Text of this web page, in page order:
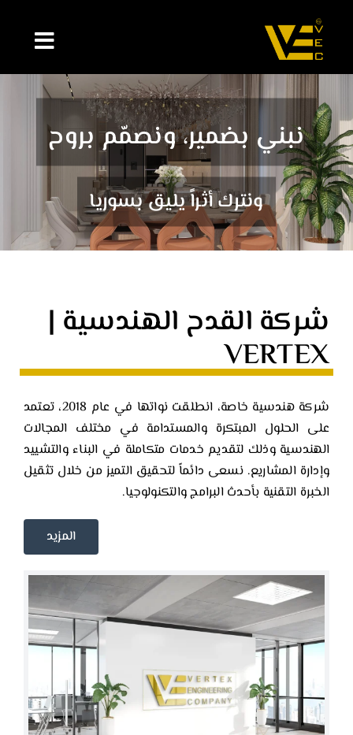
content
نبني بضمير، ونصمّم بروح
ونترك أثراً يليق بسوريا
شركة القدح الهندسية |
VERTEX
شركة هندسية خاصة، انطلقت نواتها في عام 2018، تعتمد
على الحلول المبتكرة والمستدامة في مختلف المجالات
الهندسية وذلك لتقديم خدمات متكاملة في البناء والتشييد
وإدارة المشاريع. نسعى دائماً لتحقيق التميز من خلال تثقيل
الخبرة التقنية بأحدث البرامج والتكنولوجيا.
المزيد